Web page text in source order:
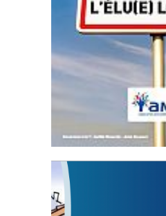
Statut de l’élu local
3 avril 2024
Mise à jour avril 2024